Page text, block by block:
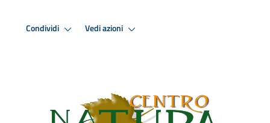
Condividi Vedi azioni